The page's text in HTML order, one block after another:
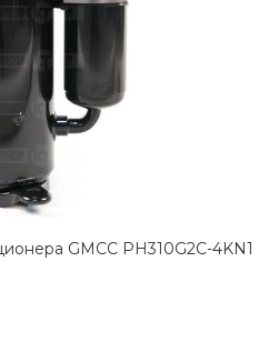
GMCC PH310G2C-4KN1